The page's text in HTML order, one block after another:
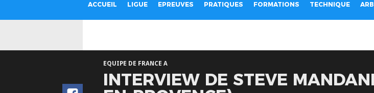
ACCUEIL LIGUE EPREUVES PRATIQUES FORMATIONS TECHNIQUE
EQUIPE DE FRANCE A
INTERVIEW DE STEVE